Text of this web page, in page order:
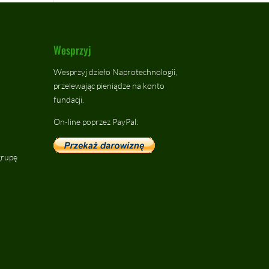
Wesprzyj
Wesprzyj dzieło Naprotechnologii,
przelewając pieniądze na konto
fundacji.
On-line poprzez PayPal: